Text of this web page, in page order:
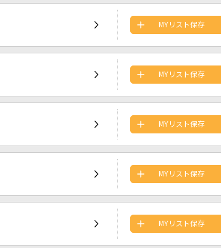
MYリスト保存
MYリスト保存
MYリスト保存
MYリスト保存
MYリスト保存